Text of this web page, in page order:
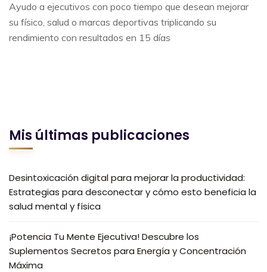
Ayudo a ejecutivos con poco tiempo que desean mejorar
su físico, salud o marcas deportivas triplicando su
rendimiento con resultados en 15 días
Mis últimas publicaciones
Desintoxicación digital para mejorar la productividad:
Estrategias para desconectar y cómo esto beneficia la
salud mental y física
¡Potencia Tu Mente Ejecutiva! Descubre los
Suplementos Secretos para Energía y Concentración
Máxima